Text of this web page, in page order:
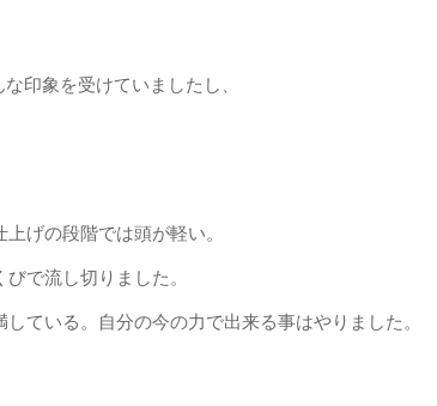
な印象を受けていましたし、
げの段階では頭が軽い。
で流し切りました。
ている。自分の今の力で出来る事はやりました。